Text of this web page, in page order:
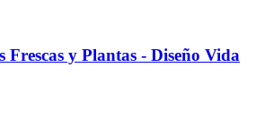
Frescas y Plantas - Diseño Vida